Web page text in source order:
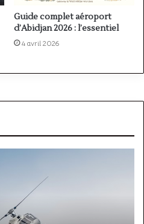
Guide complet aéroport
d’Abidjan 2026 : l’essentiel
4 avril 2026